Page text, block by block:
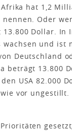
hat 1,2
Oder
Dollar. In
und ist
Deutschland
beträgt 13.800
USA 82.000
vor